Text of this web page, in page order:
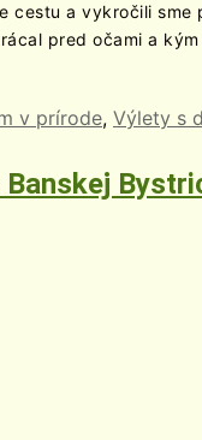
cestu a vykročili
pred očami a
v prírode, Výlety s
Banskej